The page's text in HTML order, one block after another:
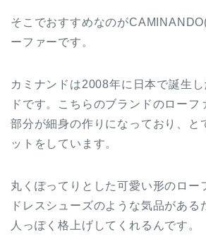
そこでおすすめなのが
ーファーです。
カミナンドは2008年に日本で誕生
ドです。こちらのブランドのローフ
部分が細身の作りになっており、と
ットをしています。
丸くぽってりとした可愛い形のロー
ドレスシューズのような気品がある
人っぽく格上げしてくれるんです。